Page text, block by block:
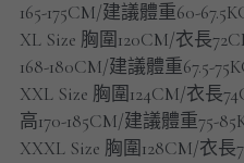
165-175CM/建議體重60-
XL Size 胸圍120CM/衣長
168-180CM/建議體重67.5-
XXL Size 胸圍124CM/衣長
高170-185CM/建議體重75-
XXXL Size 胸圍128CM/衣
男裝短袖 T-SHIRT
重磅純色 長袖T-Shirt 系
重磅純色 衛衣 系列